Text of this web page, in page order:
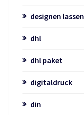
designen lassen
dhl
dhl paket
digitaldruck
din